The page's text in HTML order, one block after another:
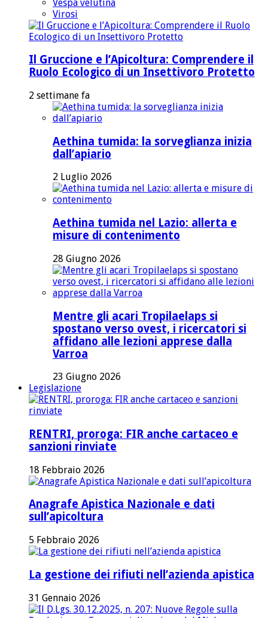
Vespa velutina
Virosi
Il Gruccione e l’Apicoltura: Comprendere il
Ruolo Ecologico di un Insettivoro Protetto
2 settimane fa
Aethina tumida: la sorveglianza inizia
dall’apiario
2 Luglio 2026
Aethina tumida nel Lazio: allerta e
misure di contenimento
28 Giugno 2026
Mentre gli acari Tropilaelaps si
spostano verso ovest, i ricercatori si
affidano alle lezioni apprese dalla
Varroa
23 Giugno 2026
Legislazione
RENTRI, proroga: FIR anche cartaceo e
sanzioni rinviate
18 Febbraio 2026
Anagrafe Apistica Nazionale e dati
sull’apicoltura
5 Febbraio 2026
La gestione dei rifiuti nell’azienda apistica
31 Gennaio 2026